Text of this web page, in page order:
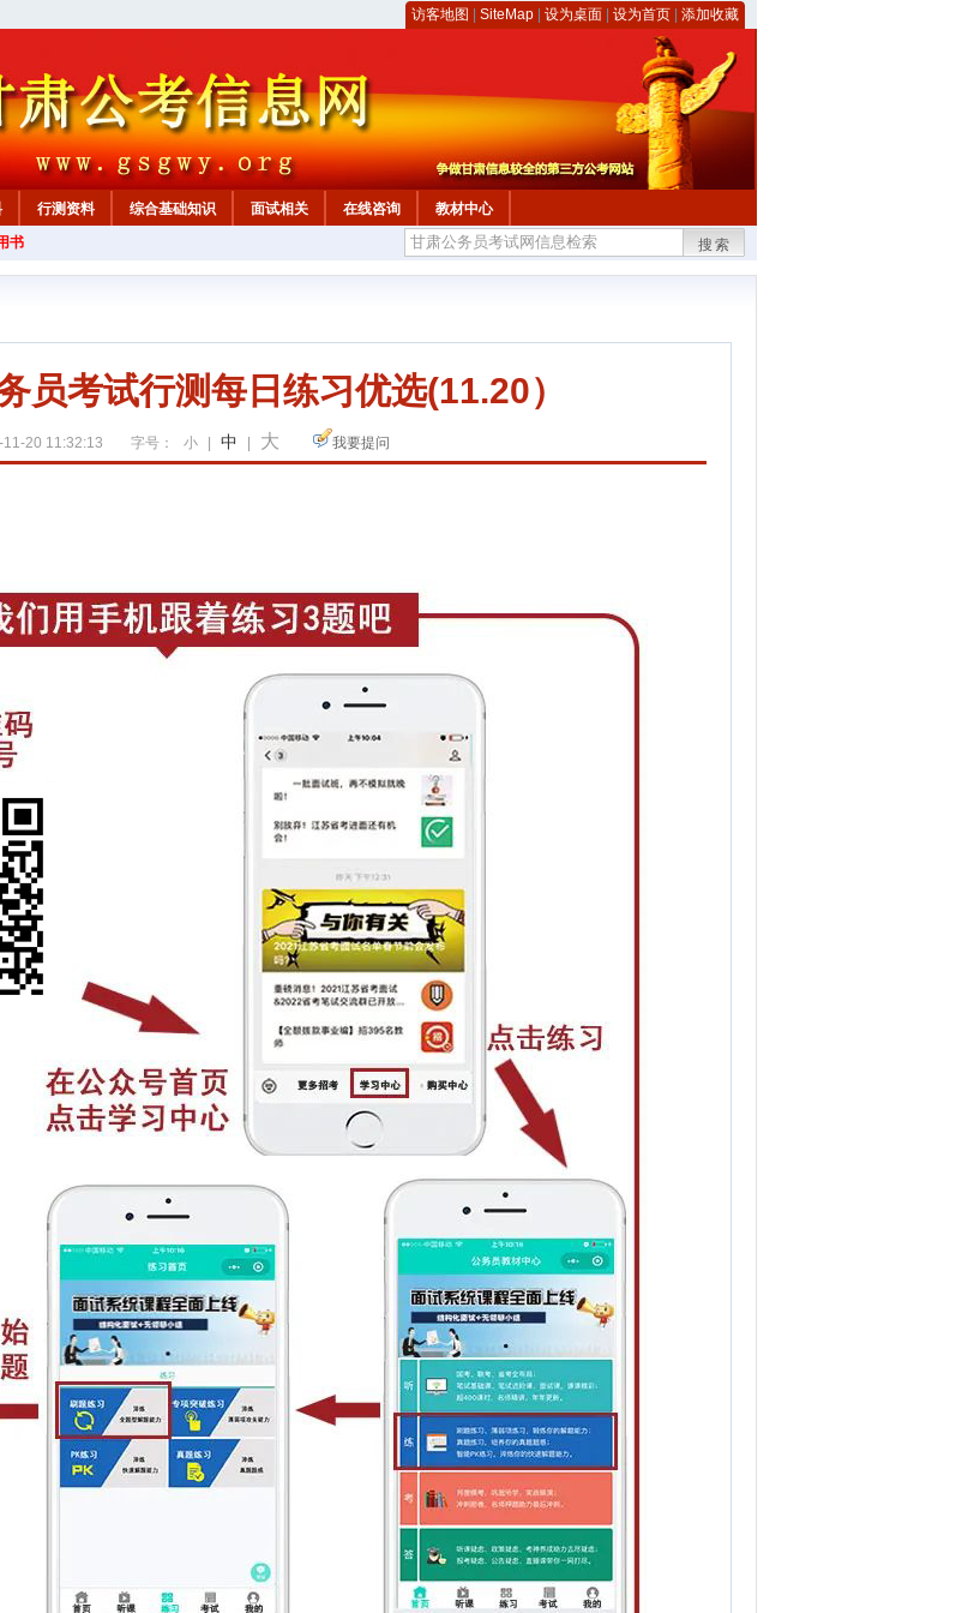
访客地图 SiteMap 设为桌面 设为首页 添加收藏
行测资料 综合基础知识 面试相关 在线咨询
教材中心
书 搜索
员考试行测每日练习优选(11.20）
20 11:32:13 字号： 小 中 大 我要提问